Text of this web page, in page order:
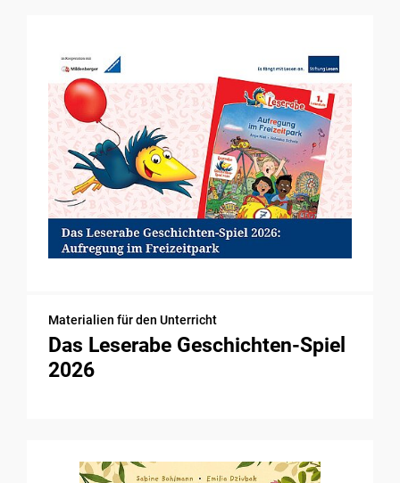
Materialien für den Unterricht
Das Leserabe Geschichten-Spiel
2026